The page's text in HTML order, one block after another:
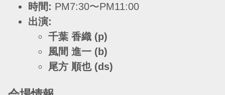
時間: PM7:30〜PM11:00
出演:
千葉 香織 (p)
風間 進一 (b)
尾方 順也 (ds)